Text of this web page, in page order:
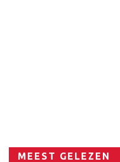
MEEST GELEZEN